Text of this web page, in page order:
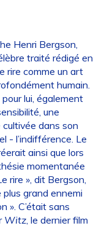
Henri Bergson,
traité rédigé en
rire comme un art
humain.
lui, également
une
dans son
- l’indifférence. Le
ainsi que lors
momentanée
rire », dit Bergson,
plus grand ennemi
». C’était sans
Witz, le dernier film